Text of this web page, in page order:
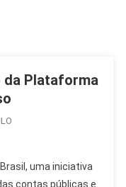
da Plataforma
uma iniciativa
contas públicas e